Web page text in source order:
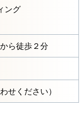
ング
ら徒歩２分
せください）